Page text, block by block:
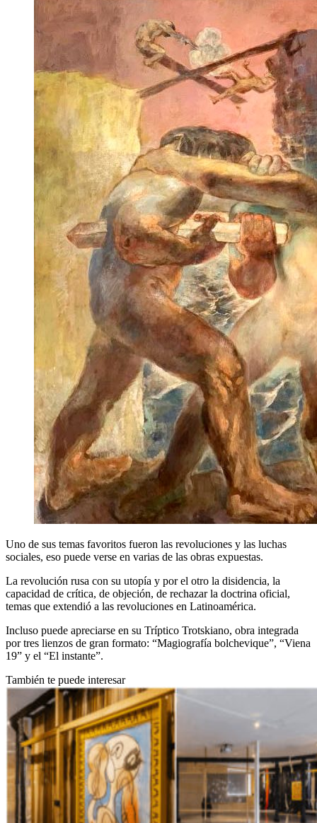
Uno de sus temas favoritos fueron las revoluciones y las luchas
sociales, eso puede verse en varias de las obras expuestas.
La revolución rusa con su utopía y por el otro la disidencia, la
capacidad de crítica, de objeción, de rechazar la doctrina oficial,
temas que extendió a las revoluciones en Latinoamérica.
Incluso puede apreciarse en su Tríptico Trotskiano, obra integrada
por tres lienzos de gran formato: “Magiografía bolchevique”, “Viena
19” y el “El instante”.
También te puede interesar